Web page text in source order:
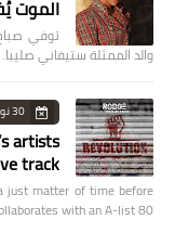
الموت
والد الممثلة ستيفاني
30 نوفمبر 2018
artists
track!
just matter of time before
with an A-list 80’…